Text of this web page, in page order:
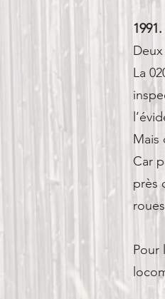
1991.
La
Mais
Car
près
Pour